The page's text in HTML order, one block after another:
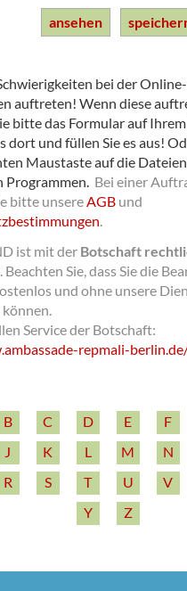
ansehen
bei der
auftreten! Wenn diese
bitte das Formular auf
dort und füllen Sie es aus!
Maustaste auf die
Programmen. Bei einer
bitte unsereAGB und
.
ist mit der Botschaft
. Beachten Sie, dass Sie die
und ohne unsere
Service der Botschaft:
­repmali-­
B C D E F
J K L M N
R S T U V
Y
Z